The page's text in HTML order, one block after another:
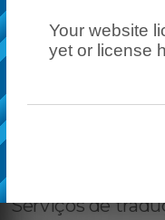
Your website
yet or license